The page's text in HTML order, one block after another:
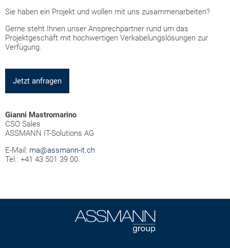
Sie haben ein Projekt und wollen mit uns zusammenarbeiten?
Gerne steht Ihnen unser Ansprechpartner rund um das
Projektgeschäft mit hochwertigen Verkabelungslösungen zur
Verfügung.
Jetzt anfragen
Gianni Mastromarino
CSO Sales
ASSMANN IT-Solutions AG
E-Mail: ma@assmann-it.ch
Tel.: +41 43 501 39 00